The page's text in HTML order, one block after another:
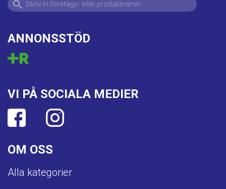
OM OSS
Alla kategorier
ANNONSSTÖD
VI PÅ SOCIALA MEDIER